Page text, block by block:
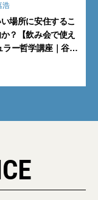
浩
場所に安住するこ
？【飲み会で使え
ラー哲学講座｜谷川